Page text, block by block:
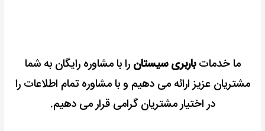
ما خدماتباربری سیستان را با مشاوره رایگان به شما
مشتریان عزیز ارائه می دهیم و با مشاوره تمام اطلاعات را
در اختیار مشتریان گرامی قرار می دهیم.